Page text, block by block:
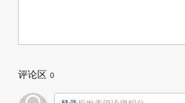
评论区 0